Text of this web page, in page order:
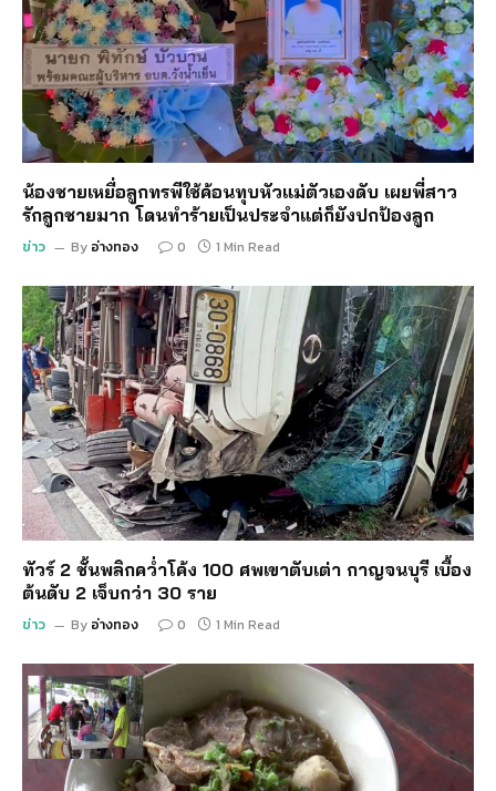
น้องชายเหยื่อลูกทรพีใช้ค้อนทุบหัวแม่ตัวเองดับ เผยพี่สาว
รักลูกชายมาก โดนทำร้ายเป็นประจำแต่ก็ยังปกป้องลูก
ข่าว By อ่างทอง 0 1 Min Read
ทัวร์ 2 ชั้นพลิกคว่ำโค้ง 100 ศพเขาตับเต่า กาญจนบุรี เบื้อง
ต้นดับ 2 เจ็บกว่า 30 ราย
ข่าว By อ่างทอง 0 1 Min Read